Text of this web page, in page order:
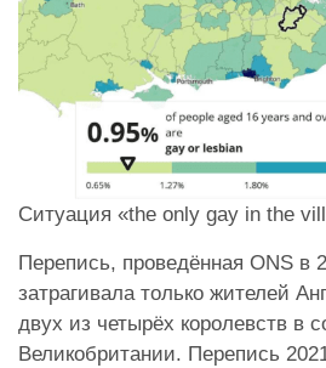
Ситуация «the only gay in the
Перепись, проведённая ONS в
затрагивала только жителей
двух из четырёх королевств в
Великобритании. Перепись